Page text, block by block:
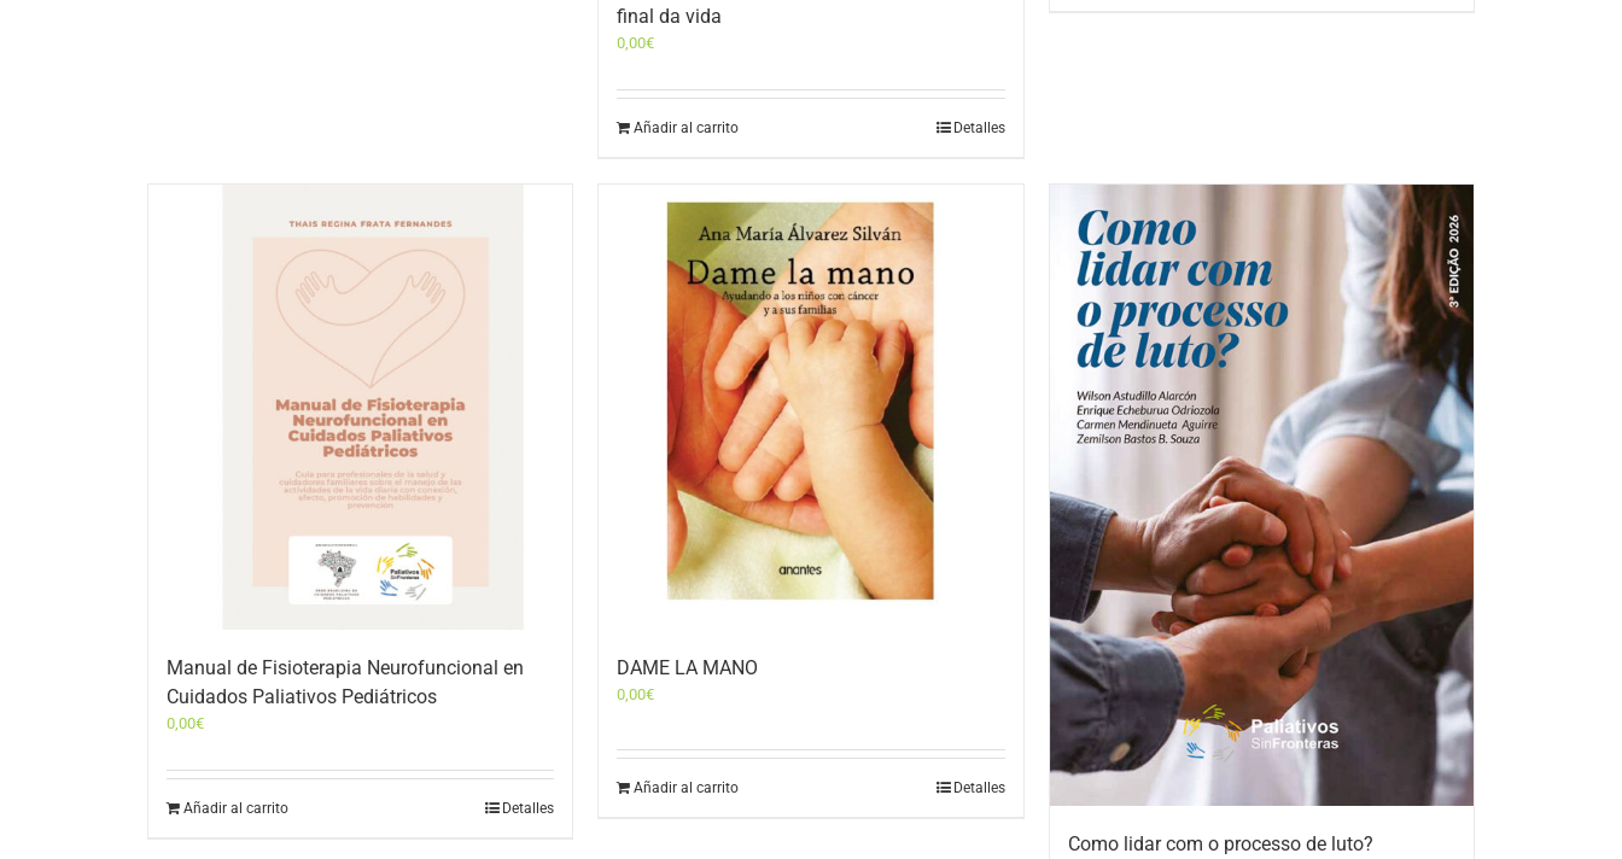
final da vida
0,00€
Añadir al carrito Detalles
Manual de Fisioterapia Neurofuncional en
Cuidados Paliativos Pediátricos
0,00€
Añadir al carrito Detalles
DAME LA MANO
0,00€
Añadir al carrito Detalles
Como lidar com o processo de luto?